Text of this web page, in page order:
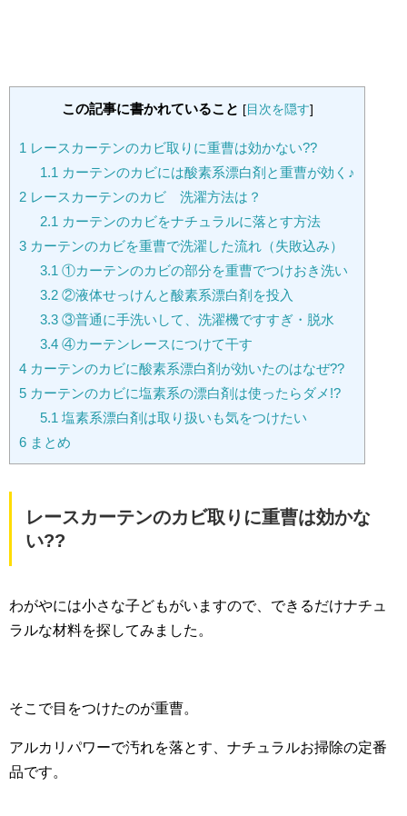
この記事に書かれていること [目次を隠す]
1 レースカーテンのカビ取りに重曹は効かない??
1.1カーテンのカビには酸素系漂白剤と重曹が効く♪
2 レースカーテンのカビ 洗濯方法は？
2.1カーテンのカビをナチュラルに落とす方法
3 カーテンのカビを重曹で洗濯した流れ（失敗込み）
3.1①カーテンのカビの部分を重曹でつけおき洗い
3.2②液体せっけんと酸素系漂白剤を投入
3.3③普通に手洗いして、洗濯機ですすぎ・脱水
3.4④カーテンレースにつけて干す
4 カーテンのカビに酸素系漂白剤が効いたのはなぜ??
5 カーテンのカビに塩素系の漂白剤は使ったらダメ!?
5.1塩素系漂白剤は取り扱いも気をつけたい
6 まとめ
レースカーテンのカビ取りに重曹は効かな
い??
わがやには小さな子どもがいますので、できるだけナチュ
ラルな材料を探してみました。
そこで目をつけたのが重曹。
アルカリパワーで汚れを落とす、ナチュラルお掃除の定番
品です。